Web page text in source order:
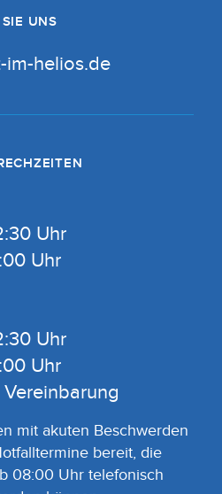
UNS
im-helios.de
Uhr
Uhr
Uhr
Uhr
mit akuten Beschwerden
bereit, die
08:00 Uhr telefonisch